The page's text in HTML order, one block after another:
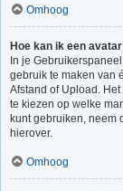
Omhoog
Hoe kan ik een
In je
gebruik te maken van
Afstand of Upload.
te kiezen op welke
kunt gebruiken, neem
hierover.
Omhoog